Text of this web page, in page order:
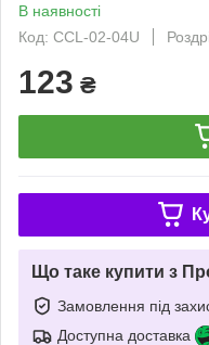
В наявності
Код: CCL-02-04U
123 ₴
Що таке купити з
Замовлення під
Доступна доставка